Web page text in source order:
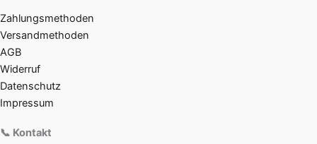
Zahlungsmethoden
Versandmethoden
AGB
Widerruf
Datenschutz
Impressum
📞 Kontakt